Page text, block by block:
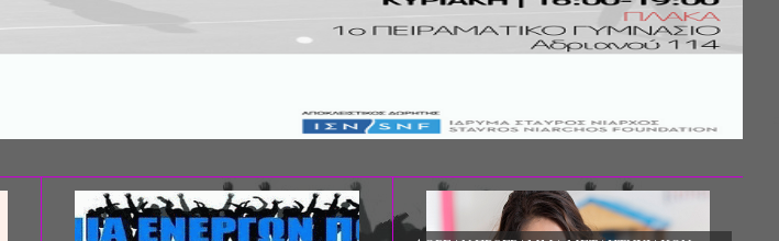
ΣΥΝΕΔΡΙΟ: «ΚΟΙΝΩΝΙΚΕΣ ΠΤΥΧΕΣ ΤΗΣ